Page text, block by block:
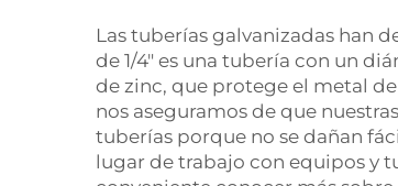
Las tuberías galvanizadas han
de 1/4" es una tubería con un
de zinc, que protege el metal
nos aseguramos de que
tuberías porque no se dañan
lugar de trabajo con equipos y